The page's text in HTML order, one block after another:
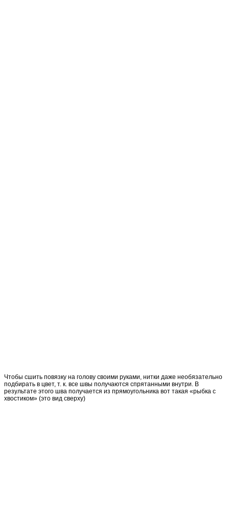
Чтобы сшить повязку на голову своими руками, нитки даже необязательно
подбирать в цвет, т. к. все швы получаются спрятанными внутри. В
результате этого шва получается из прямоугольника вот такая «рыбка с
хвостиком» (это вид сверху)